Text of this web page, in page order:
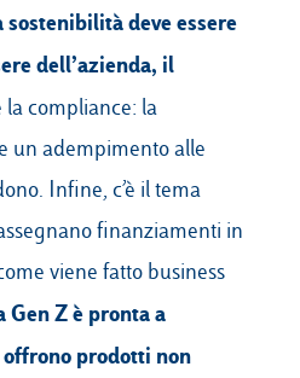
sostenibilità deve essere
dell’azienda, il
la compliance: la
un adempimento alle
Infine, c’è il tema
finanziamenti in
viene fatto business
Gen Z è pronta a
prodotti non